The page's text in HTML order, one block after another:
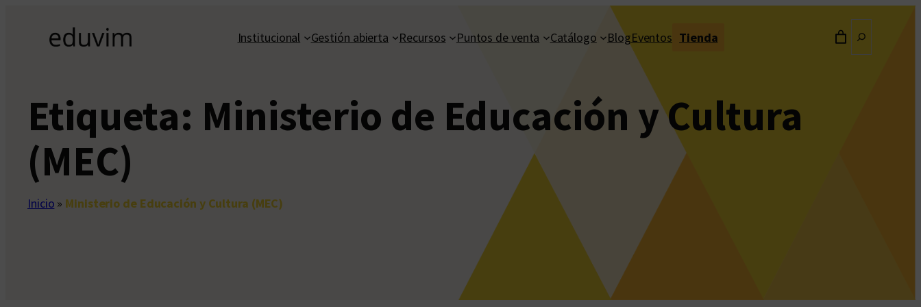
contenido
Institucional Gestión abierta Recursos Puntos de venta Catálogo BlogEventos Tienda
Etiqueta: Ministerio de Educación y Cultura
(MEC)
Inicio » Ministerio de Educación y Cultura (MEC)